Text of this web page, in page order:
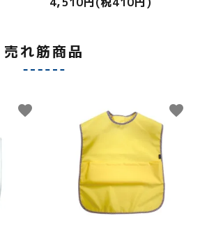
売れ筋商品
favorite favorite